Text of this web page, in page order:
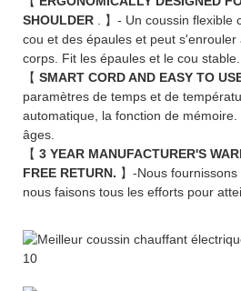
SHOULDER
. 】- Un coussin
cou et des épaules et peut
corps. Fit les épaules et le cou stable.
【 SMART CORD AND EASY TO
paramètres de temps et de
automatique, la fonction de
âges.
【 3 YEAR MANUFACTURER'S
FREE RETURN. 】-Nous
nous faisons tous les efforts pour